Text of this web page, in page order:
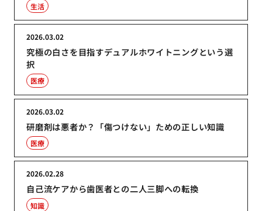
生活
究極の白さを目指すデュアルホワイトニングという選
択
2026.03.02
医療
研磨剤は悪者か？「傷つけない」ための正しい知識
2026.03.02
医療
自己流ケアから歯医者との二人三脚への転換
2026.02.28
知識